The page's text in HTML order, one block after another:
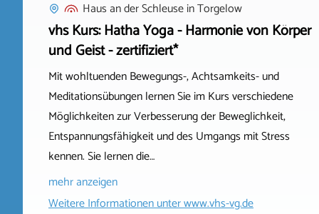
Haus an der SchleuseinTorgelow
vhs Kurs: Hatha Yoga - Harmonie von Körper
und Geist - zertifiziert*
Mit wohltuenden Bewegungs-, Achtsamkeits- und
Meditationsübungen lernen Sie im Kurs verschiedene
Möglichkeiten zur Verbesserung der Beweglichkeit,
Entspannungsfähigkeit und des Umgangs mit Stress
kennen. Sie lernen die…
mehr anzeigen
Weitere Informationen unterwww.vhs-vg.de